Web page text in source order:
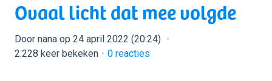
Ovaal licht dat mee volgde
Door nana op 24 april 2022 (20:24)
2.228 keer bekeken
0 reacties